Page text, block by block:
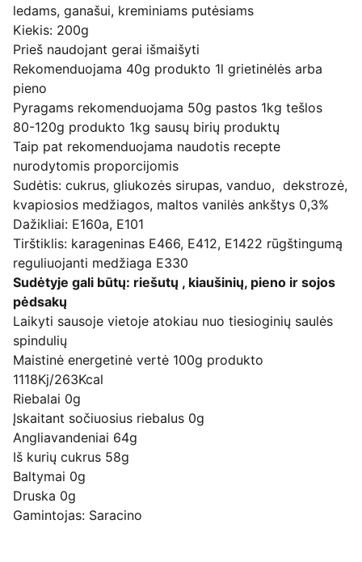
ledams, ganašui, kreminiams putėsiams
Kiekis: 200g
Prieš naudojant gerai išmaišyti
Rekomenduojama 40g produkto 1l grietinėlės arba
pieno
Pyragams rekomenduojama 50g pastos 1kg tešlos
80-120g produkto 1kg sausų birių produktų
Taip pat rekomenduojama naudotis recepte
nurodytomis proporcijomis
Sudėtis: cukrus, gliukozės sirupas, vanduo, dekstrozė,
kvapiosios medžiagos, maltos vanilės ankštys 0,3%
Dažikliai: E160a, E101
Tirštiklis: karageninas E466, E412, E1422 rūgštingumą
reguliuojanti medžiaga E330
Sudėtyje gali būtų: riešutų , kiaušinių, pieno ir sojos
pėdsakų
Laikyti sausoje vietoje atokiau nuo tiesioginių saulės
spindulių
Maistinė energetinė vertė 100g produkto
1118Kj/263Kcal
Riebalai 0g
Įskaitant sočiuosius riebalus 0g
Angliavandeniai 64g
Iš kurių cukrus 58g
Baltymai 0g
Druska 0g
Gamintojas: Saracino